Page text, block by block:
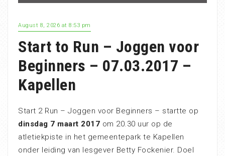
August 8, 2026 at 8:53 pm
Start to Run – Joggen voor
Beginners – 07.03.2017 –
Kapellen
Start 2 Run – Joggen voor Beginners – startte op
dinsdag 7 maart 2017 om 20.30 uur op de
atletiekpiste in het gemeentepark te Kapellen
onder leiding van lesgever Betty Fockenier. Doel